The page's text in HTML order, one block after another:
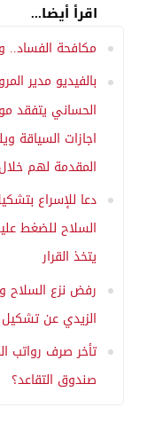
اقرأ أيضا...
مكافحة الفساد..
بالفيديو مدير
الحساني يتفقد
اجازات السياقة
المقدمة لهم
دعا للإسراع
السلاح للضغط
يتخذ القرار
رفض نزع السلاح
الزيدي عن
تأخر صرف رواتب
صندوق التقاعد؟